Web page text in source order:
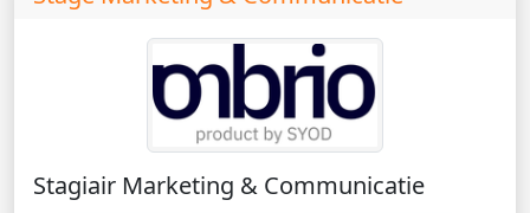
Stagiair Marketing & Communicatie